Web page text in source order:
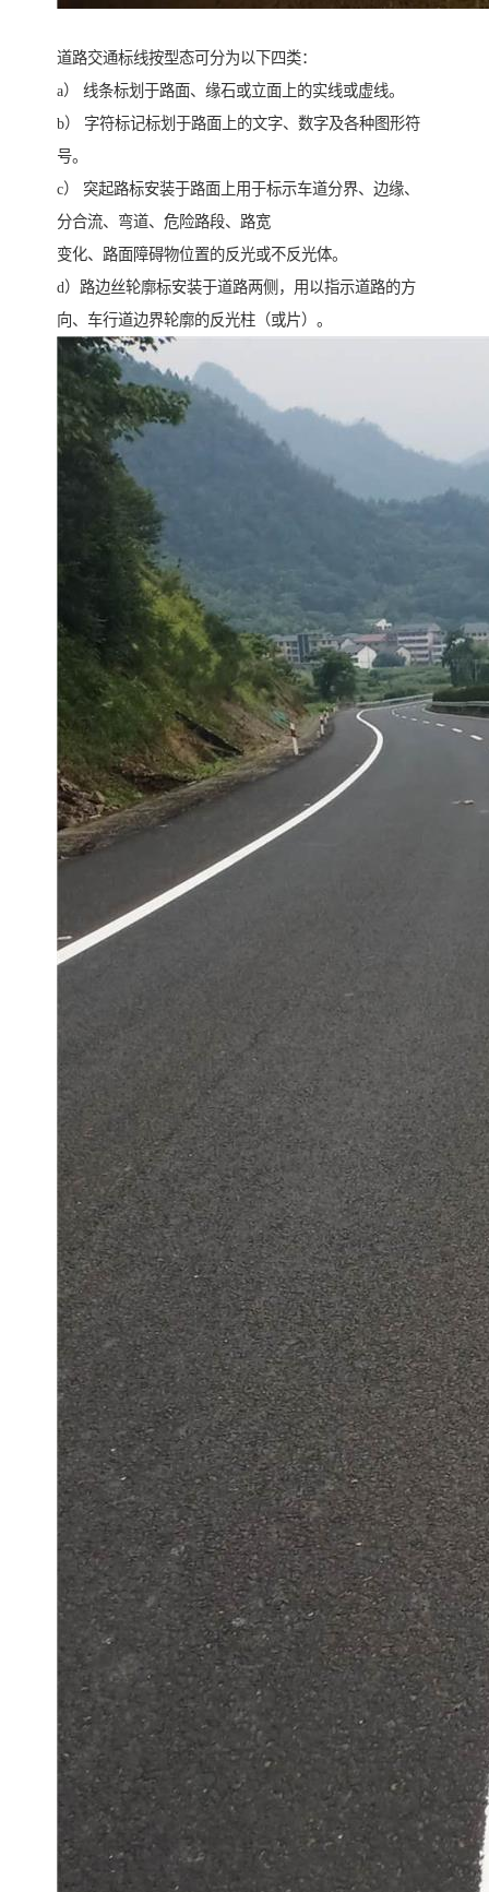
道路交通标线按型态可分为以下四类：
a） 线条标划于路面、缘石或立面上的实线或虚线。
b） 字符标记标划于路面上的文字、数字及各种图形符
号。
c） 突起路标安装于路面上用于标示车道分界、边缘、
分合流、弯道、危险路段、路宽
变化、路面障碍物位置的反光或不反光体。
d）路边丝轮廓标安装于道路两侧，用以指示道路的方
向、车行道边界轮廓的反光柱（或片）。